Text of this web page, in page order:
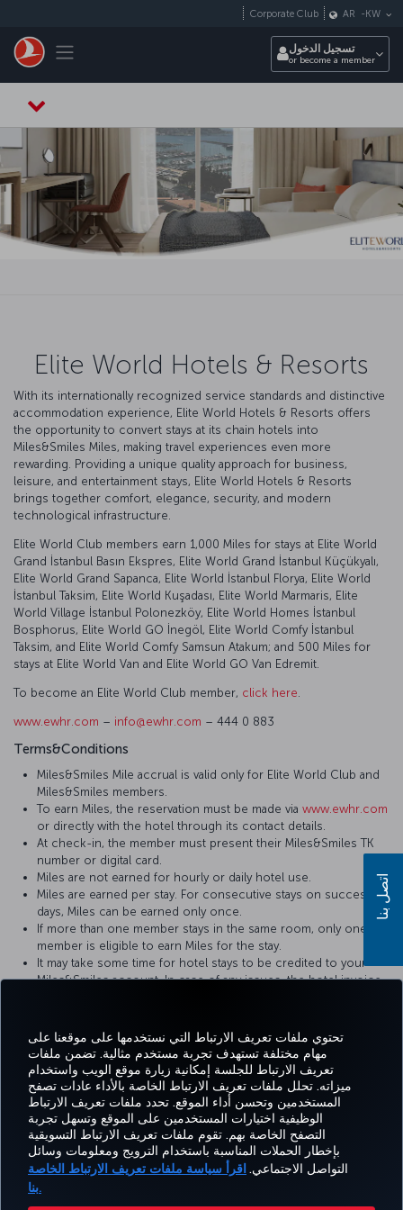
تحتوي ملفات تعريف الارتباط التي نستخدمها على موقعنا على
مهام مختلفة تستهدف تجربة مستخدم مثالية. تضمن ملفات
تعريف الارتباط للجلسة إمكانية زيارة موقع الويب واستخدام
ميزاته. تحلل ملفات تعريف الارتباط الخاصة بالأداء عادات تصفح
المستخدمين وتحسن أداء الموقع. تحدد ملفات تعريف الارتباط
الوظيفية اختيارات المستخدمين على الموقع وتسهل تجربة
التصفح الخاصة بهم. تقوم ملفات تعريف الارتباط التسويقية
بإخطار الحملات المناسبة باستخدام الترويج ومعلومات وسائل
التواصل الاجتماعي. اقرأ سياسة ملفات تعريف الارتباط الخاصة
بنا.
Toggle navigation
Corporate Club AR - KW
تسجيل الدخول
or become a member
Elite World Hotels & Resorts
With its internationally recognized service standards and distinctive
accommodation experience, Elite World Hotels & Resorts offers
the opportunity to convert stays at its chain hotels into
Miles&Smiles Miles, making travel experiences even more
rewarding. Providing a unique quality approach for business,
leisure, and entertainment stays, Elite World Hotels & Resorts
brings together comfort, elegance, security, and modern
technological infrastructure.
Elite World Club members earn 1,000 Miles for stays at Elite World
Grand İstanbul Basın Ekspres, Elite World Grand İstanbul Küçükyalı,
Elite World Grand Sapanca, Elite World İstanbul Florya, Elite World
İstanbul Taksim, Elite World Kuşadası, Elite World Marmaris, Elite
World Village İstanbul Polonezköy, Elite World Homes İstanbul
Bosphorus, Elite World GO İnegöl, Elite World Comfy İstanbul
Taksim, and Elite World Comfy Samsun Atakum; and 500 Miles for
stays at Elite World Van and Elite World GO Van Edremit.
To become an Elite World Club member, click here
www.ewhr.com – info@ewhr.com – 444 0 883
Terms&Conditions
Miles&Smiles Mile accrual is valid only for Elite World Club and
Miles&Smiles members.
To earn Miles, the reservation must be made via www.ewhr.com
or directly with the hotel through its contact details.
At check-in, the member must present their Miles&Smiles TK
number or digital card.
Miles are not earned for hourly or daily hotel use.
Miles are earned per stay. For consecutive stays on successive
days, Miles can be earned only once.
If more than one member stays in the same room, only one
member is eligible to earn Miles for the stay.
It may take some time for hotel stays to be credited to your
Miles&Smiles account. In case of any issues, the hotel invoice
Facebook
TwitterInstagram
YouTubeLinkedIn
تيك توك
BlogPinterest
الحجز
والإدارة
خبرة
العروض
والوجهات
مساعدة MILES&SMILES
CORPORATE
CLUB
اتصل بنا